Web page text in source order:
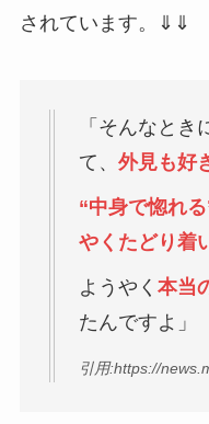
されています。⇓⇓
「そんなと
て、 外見も好
“中身で惚れ
やくたどり着
ようやく 本当
たんですよ」
引用:https://